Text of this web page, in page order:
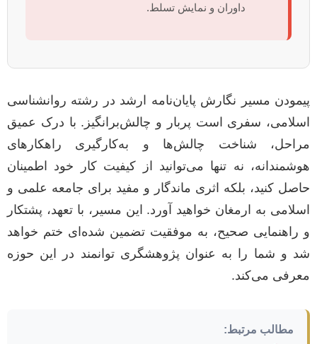
داوران و نمایش تسلط.
پیمودن مسیر نگارش پایان‌نامه ارشد در رشته روانشناسی
اسلامی، سفری است پربار و چالش‌برانگیز. با درک عمیق
مراحل، شناخت چالش‌ها و به‌کارگیری راهکارهای
هوشمندانه، نه تنها می‌توانید از کیفیت کار خود اطمینان
حاصل کنید، بلکه اثری ماندگار و مفید برای جامعه علمی و
اسلامی به ارمغان خواهید آورد. این مسیر، با تعهد، پشتکار
و راهنمایی صحیح، به موفقیت تضمین شده‌ای ختم خواهد
شد و شما را به عنوان پژوهشگری توانمند در این حوزه
معرفی می‌کند.
مطالب مرتبط: